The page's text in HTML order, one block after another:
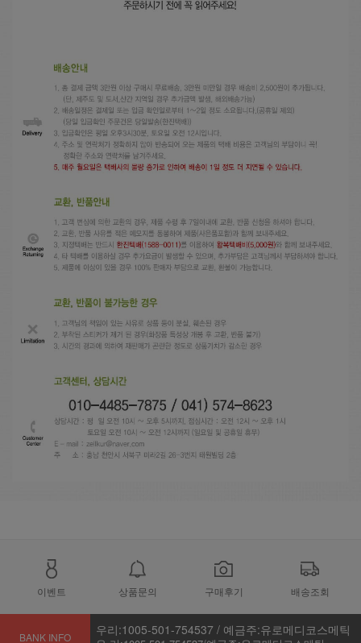
이벤트 상품문의 구매후기 배송조회
BANK INFO 우리:1005-501-754537 / 예금주:유로메디코스메틱